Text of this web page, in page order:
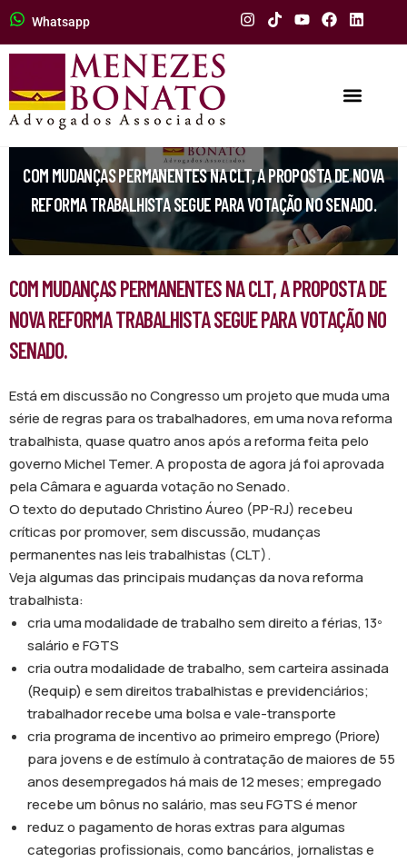
Whatsapp
COM MUDANÇAS PERMANENTES NA CLT, A PROPOSTA DE NOVA
REFORMA TRABALHISTA SEGUE PARA VOTAÇÃO NO SENADO.
COM MUDANÇAS PERMANENTES NA CLT, A PROPOSTA DE
NOVA REFORMA TRABALHISTA SEGUE PARA VOTAÇÃO NO
SENADO.
Está em discussão no Congresso um projeto que muda uma
série de regras para os trabalhadores, em uma nova reforma
trabalhista, quase quatro anos após a reforma feita pelo
governo Michel Temer. A proposta de agora já foi aprovada
pela Câmara e aguarda votação no Senado.
O texto do deputado Christino Áureo (PP-RJ) recebeu
críticas por promover, sem discussão, mudanças
permanentes nas leis trabalhistas (CLT).
Veja algumas das principais mudanças da nova reforma
trabalhista:
cria uma modalidade de trabalho sem direito a férias, 13º
salário e FGTS
cria outra modalidade de trabalho, sem carteira assinada
(Requip) e sem direitos trabalhistas e previdenciários;
trabalhador recebe uma bolsa e vale-transporte
cria programa de incentivo ao primeiro emprego (Priore)
para jovens e de estímulo à contratação de maiores de 55
anos desempregados há mais de 12 meses; empregado
recebe um bônus no salário, mas seu FGTS é menor
reduz o pagamento de horas extras para algumas
categorias profissionais, como bancários, jornalistas e